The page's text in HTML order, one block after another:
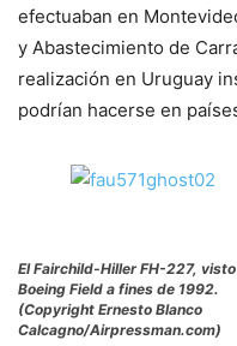
efectuaban en
y Abastecimiento de
realización en Uruguay
podrían hacerse en
El Fairchild-Hiller FH-227,
Boeing Field a fines de 1992.
(Copyright Ernesto Blanco
Calcagno/Airpressman.com)